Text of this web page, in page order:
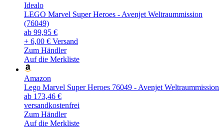
Idealo
LEGO Marvel Super Heroes - Avenjet Weltraummission
(76049)
ab 99,95 €
+ 6,00 € Versand
Zum Händler
Auf die Merkliste
Amazon
Lego Marvel Super Heroes 76049 - Avenjet Weltraummission
ab 173,46 €
versandkostenfrei
Zum Händler
Auf die Merkliste